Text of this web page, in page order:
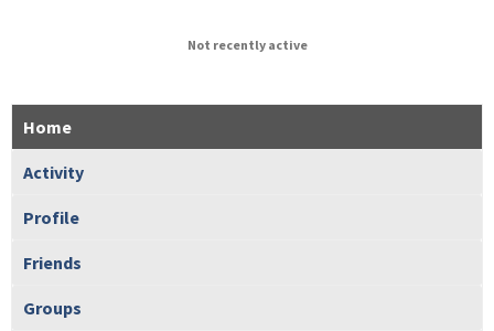
Not recently active
Home
Activity
Profile
Friends
Groups